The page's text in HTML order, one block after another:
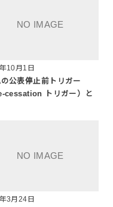
10月1日
の公表停止前トリガー
cessation トリガー）と
3月24日